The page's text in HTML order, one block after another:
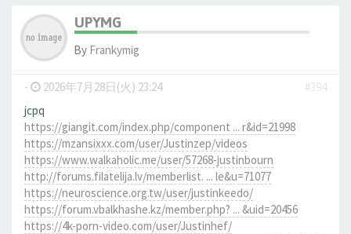
UPYMG
By Frankymig
- 2026年7月28日(火) 23:24
#394
jcpq
https://giangit.com/index.php/component ... r&id=21998
https://mzansixxx.com/user/Justinzep/videos
https://www.walkaholic.me/user/57268-justinbourn
http://forums.filatelija.lv/memberlist. ... le&u=71077
https://neuroscience.org.tw/user/justinkeedo/
https://forum.vbalkhashe.kz/member.php? ... &uid=20456
https://4k-porn-video.com/user/Justinhef/